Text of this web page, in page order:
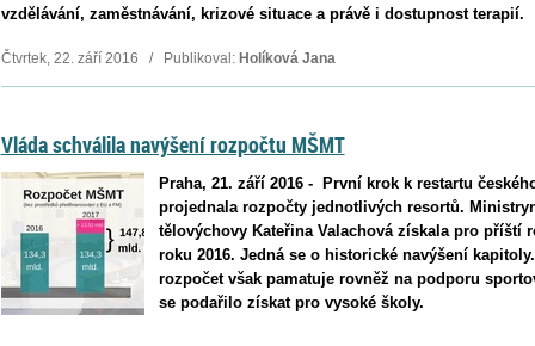
vzdělávání, zaměstnávání, krizové situace a právě i dostupnost terapií.
Čtvrtek, 22. září 2016 / Publikoval: Holíková Jana
Vláda schválila navýšení rozpočtu MŠMT
Praha, 21. září 2016 - První krok k restartu
projednala rozpočty jednotlivých resortů.
tělovýchovy Kateřina Valachová získala pro příští
roku 2016. Jedná se o historické navýšení
rozpočet však pamatuje rovněž na podporu
se podařilo získat pro vysoké školy.